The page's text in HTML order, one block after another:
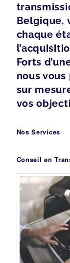
Belgique,
chaque
Forts
nous
sur
vos
Nos Services
Conseil en